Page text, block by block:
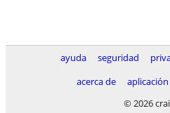
ayuda seguridad
acerca de
aplicación
© 2026